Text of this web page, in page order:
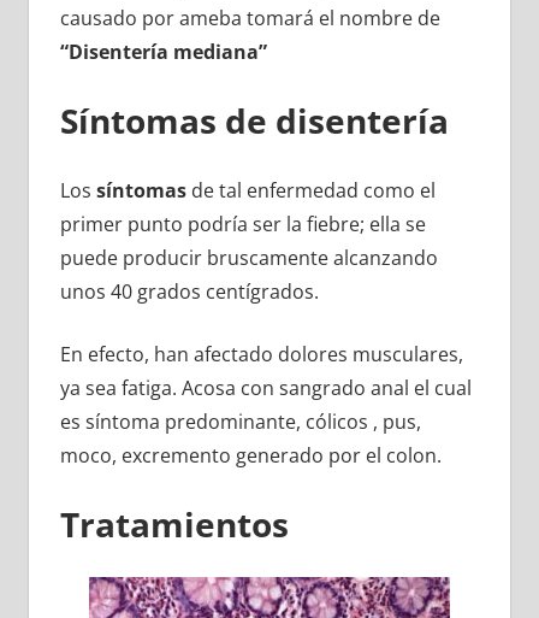
causado por ameba tomará el nombre de
“Disentería mediana”
Síntomas de disentería
Los síntomas de tal enfermedad como el
primer punto podría ser la fiebre; ella se
puede producir bruscamente alcanzando
unos 40 grados centígrados.
En efecto, han afectado dolores musculares,
ya sea fatiga. Acosa con sangrado anal el cual
es síntoma predominante, cólicos , pus,
moco, excremento generado por el colon.
Tratamientos